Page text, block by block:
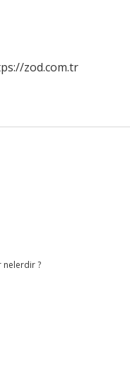
zod.com.tr
nelerdir ?